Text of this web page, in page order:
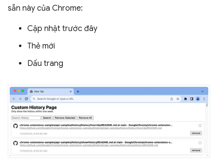
sẵn này của Chrome:
Cập nhật trước đây
Thẻ mới
Dấu trang